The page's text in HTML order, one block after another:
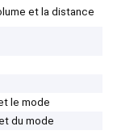
et la distance
le mode
du mode